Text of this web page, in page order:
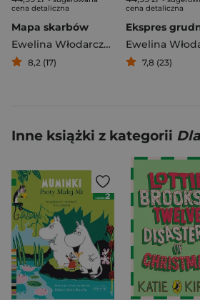
cena detaliczna
Mapa skarbów
Ewelina Włodarczyk
8,2 (17)
cena detaliczna
7,8 (23)
Inne książki z kategorii